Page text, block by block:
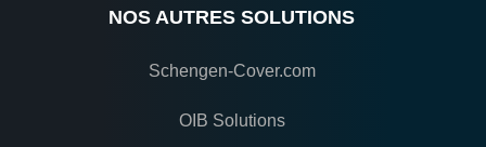
NOS AUTRES SOLUTIONS
Schengen-Cover.com
OIB Solutions